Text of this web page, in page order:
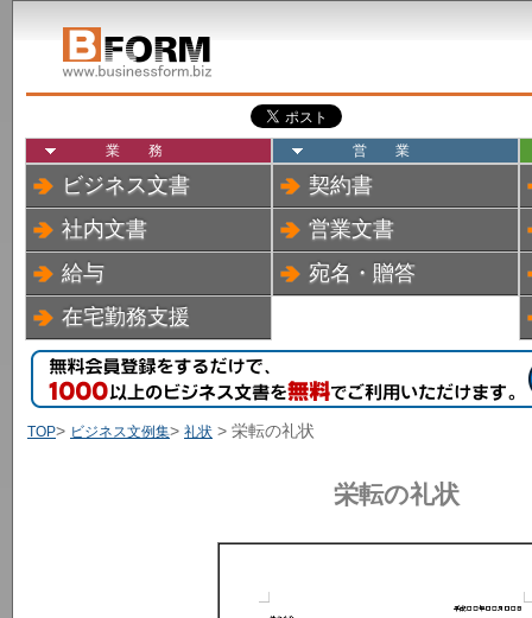
業務
ビジネス文書
社内文書
給与
在宅勤務支援
営業
契約書
営業文書
宛名・贈答
TOP> ビジネス文例集> 礼状 > 栄転の礼状
栄転の礼状